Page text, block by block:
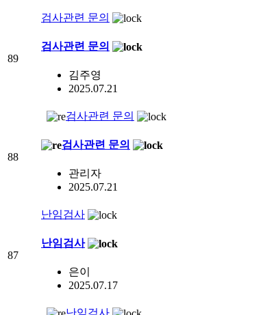
89
검사관련 문의
검사관련 문의
김주영
2025.07.21
88
검사관련 문의
검사관련 문의
관리자
2025.07.21
87
난임검사
난임검사
은이
2025.07.17
난임검사